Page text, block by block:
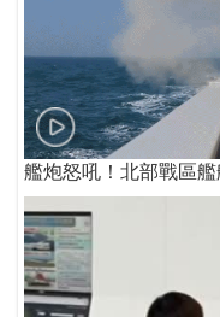
艦炮怒吼！北部戰區